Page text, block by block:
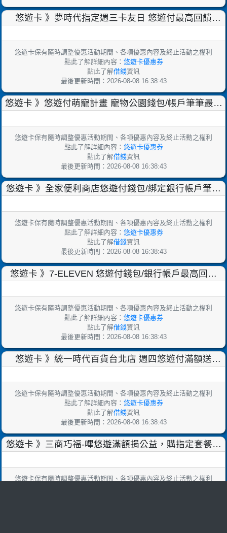
悠遊卡 》夢時代指定週三卡友日 悠遊付最高回饋
悠遊卡保有隨時調整優惠活動期間、各項優惠內容及終止活動之權利
點此了解詳細內容： 悠遊卡優惠券
點此了解借錢資訊
最後更新時間：2026-08-08 16:38:43
悠遊卡 》悠遊付萌寵計畫 寵物公園錢包/帳戶筆筆最高
悠遊卡保有隨時調整優惠活動期間、各項優惠內容及終止活動之權利
點此了解詳細內容： 悠遊卡優惠券
點此了解借錢資訊
最後更新時間：2026-08-08 16:38:43
悠遊卡 》全家便利商店悠遊付錢包/綁定銀行帳戶筆筆
悠遊卡保有隨時調整優惠活動期間、各項優惠內容及終止活動之權利
點此了解詳細內容： 悠遊卡優惠券
點此了解借錢資訊
最後更新時間：2026-08-08 16:38:43
悠遊卡 》7-ELEVEN 悠遊付錢包/銀行帳戶最高回饋
悠遊卡保有隨時調整優惠活動期間、各項優惠內容及終止活動之權利
點此了解詳細內容： 悠遊卡優惠券
點此了解借錢資訊
最後更新時間：2026-08-08 16:38:43
悠遊卡 》統一時代百貨台北店 週四悠遊付滿額送
悠遊卡保有隨時調整優惠活動期間、各項優惠內容及終止活動之權利
點此了解詳細內容： 悠遊卡優惠券
點此了解借錢資訊
最後更新時間：2026-08-08 16:38:43
悠遊卡 》三商巧福-嗶悠遊滿額捐公益，購指定套餐享
悠遊卡保有隨時調整優惠活動期間、各項優惠內容及終止活動之權利